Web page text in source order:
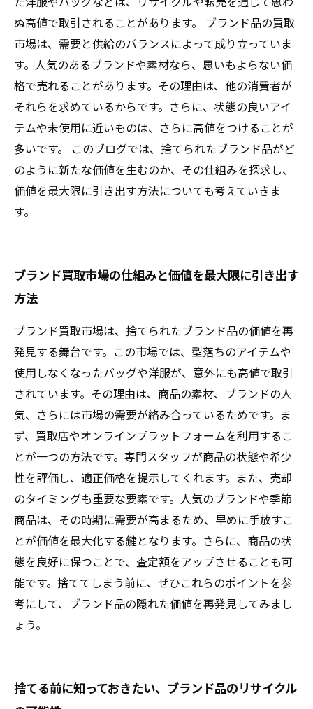
ぬ高値で取引されることがあります。 ブランド品の買取
市場は、需要と供給のバランスによって成り立っていま
す。人気のあるブランドや素材なら、思いもよらない価
格で売れることがあります。その理由は、他の消費者が
それらを求めているからです。さらに、状態の良いアイ
テムや未使用に近いものは、さらに高値をつけることが
多いです。 このブログでは、捨てられたブランド品がど
のように新たな価値を生むのか、その仕組みを探求し、
価値を最大限に引き出す方法についても考えていきま
す。
ブランド買取市場の仕組みと価値を最大限に引き出す
方法
ブランド買取市場は、捨てられたブランド品の価値を再
発見する舞台です。この市場では、型落ちのアイテムや
使用しなくなったバッグや洋服が、意外にも高値で取引
されています。その理由は、商品の素材、ブランドの人
気、さらには市場の需要が絡み合っているためです。ま
ず、買取店やオンラインプラットフォームを利用するこ
とが一つの方法です。専門スタッフが商品の状態や希少
性を評価し、適正価格を提示してくれます。また、売却
のタイミングも重要な要素です。人気のブランドや季節
商品は、その時期に需要が高まるため、早めに手放すこ
とが価値を最大化する鍵となります。さらに、商品の状
態を良好に保つことで、査定額をアップさせることも可
能です。捨ててしまう前に、ぜひこれらのポイントを参
考にして、ブランド品の隠れた価値を再発見してみまし
ょう。
捨てる前に知っておきたい、ブランド品のリサイクル